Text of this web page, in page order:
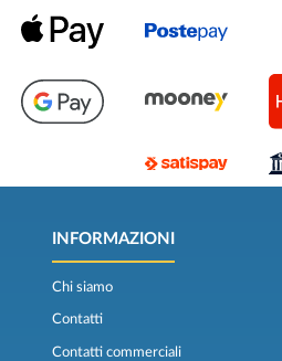
INFORMAZIONI
Chi siamo
Contatti
Contatti commerciali